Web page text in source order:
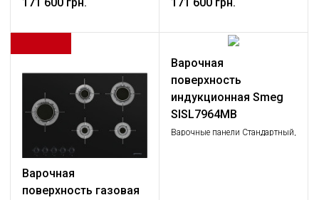
Варочная
поверхность газовая
Варочная
поверхность
индукционная Smeg
SISL7964MB
Варочные панели Стандартный,